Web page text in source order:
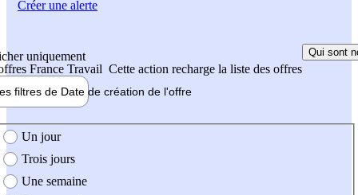
uniquement
France Travail Cette action recharge la liste des offres
Qui sont
filtres de Date de création de l'offre
création de l'offre
Un jour
Trois jours
Une semaine
Créer une alerte